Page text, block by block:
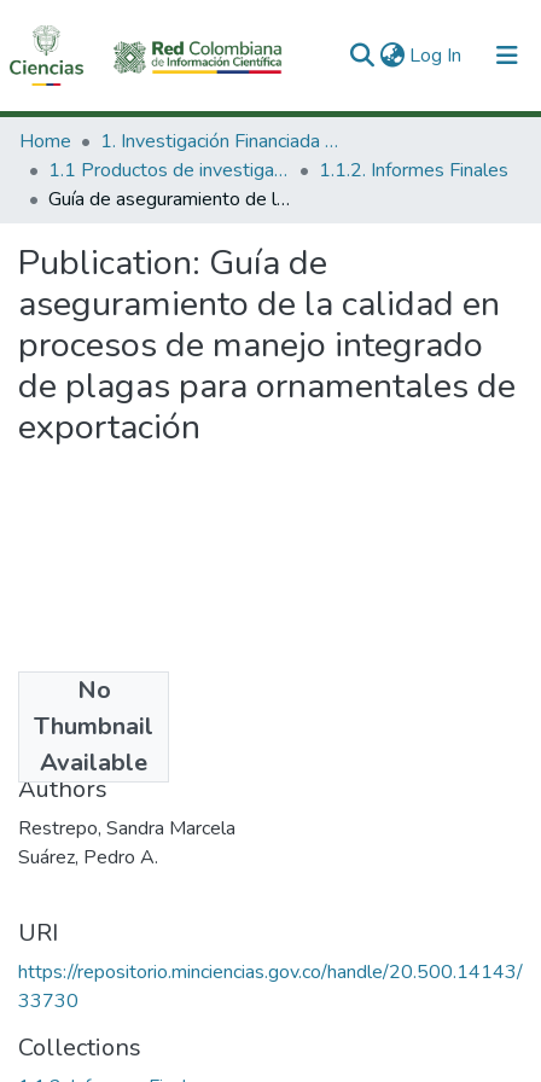
Log In (current)
Communities & Collections
All of DSpace
Home
1. Investigación Financiada con Recursos Públicos
1.1 Productos de investigación
1.1.2. Informes Finales
Guía de aseguramiento de la calidad en procesos de manejo integrado de plagas para ornamentales de exportación
Publication: Guía de
aseguramiento de la calidad en
procesos de manejo integrado
de plagas para ornamentales de
exportación
No
Thumbnail
Available
2007
Authors
Restrepo, Sandra Marcela
Suárez, Pedro A.
URI
https://repositorio.minciencias.gov.co/handle/20.500.14143/
33730
Collections